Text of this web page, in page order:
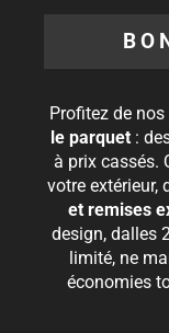
Profitez de nos
le parquet:
à prix cassés.
votre extérieur,
et remises
design, dalles
limité, ne
économies